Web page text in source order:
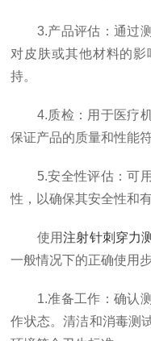
3.产品评估：通过测
对皮肤或其他材料的
持。
4.质检：用于医疗机
保证产品的质量和性能
5.安全性评估：可用
性，以确保其安全性和有
使用注射针刺穿力
一般情况下的正确使用步
1.准备工作：确认测
作状态。清洁和消毒测